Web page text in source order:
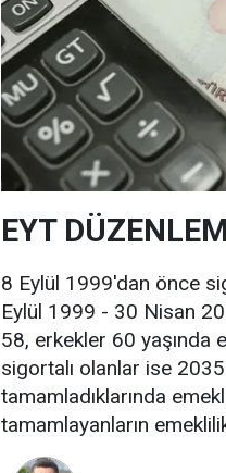
EYT
8 Eylül 1999'dan önce
Eylül 1999 - 30 Nisan
58, erkekler 60 yaşında
sigortalı olanlar ise
tamamladıklarında
tamamlayanların